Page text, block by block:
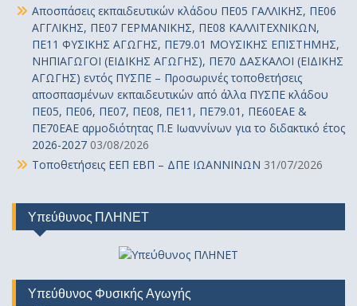
Αποσπάσεις εκπαιδευτικών κλάδου ΠΕ05 ΓΑΛΛΙΚΗΣ, ΠΕ06
ΑΓΓΛΙΚΗΣ, ΠΕ07 ΓΕΡΜΑΝΙΚΗΣ, ΠΕ08 ΚΑΛΛΙΤΕΧΝΙΚΩΝ,
ΠΕ11 ΦΥΣΙΚΗΣ ΑΓΩΓΗΣ, ΠΕ79.01 ΜΟΥΣΙΚΗΣ ΕΠΙΣΤΗΜΗΣ,
ΝΗΠΙΑΓΩΓΟΙ (ΕΙΔΙΚΗΣ ΑΓΩΓΗΣ), ΠΕ70 ΔΑΣΚΑΛΟΙ (ΕΙΔΙΚΗΣ
ΑΓΩΓΗΣ) εντός ΠΥΣΠΕ – Προσωρινές τοποθετήσεις
αποσπασμένων εκπαιδευτικών από άλλα ΠΥΣΠΕ κλάδου
ΠΕ05, ΠΕ06, ΠΕ07, ΠΕ08, ΠΕ11, ΠΕ79.01, ΠΕ60ΕΑΕ &
ΠΕ70ΕΑΕ αρμοδιότητας Π.Ε Ιωαννίνων για το διδακτικό έτος
2026-2027 03/08/2026
Τοποθετήσεις ΕΕΠ ΕΒΠ – ΔΠΕ ΙΩΑΝΝΙΝΩΝ 31/07/2026
Υπεύθυνος ΠΛΗΝΕΤ
Υπεύθυνος Φυσικής Αγωγής